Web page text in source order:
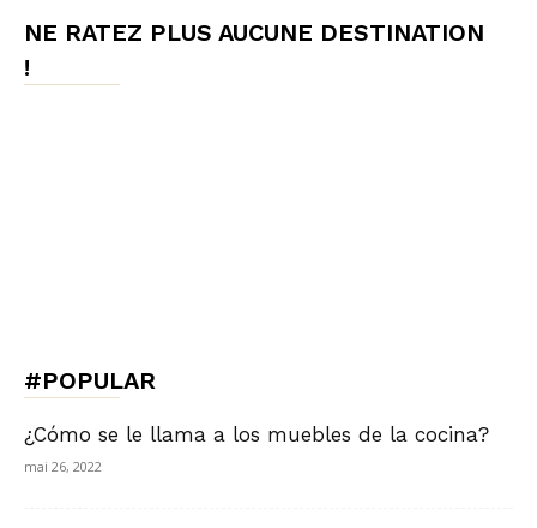
NE RATEZ PLUS AUCUNE DESTINATION
!
#POPULAR
¿Cómo se le llama a los muebles de la cocina?
mai 26, 2022